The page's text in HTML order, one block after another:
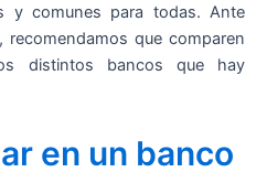
y comunes para todas. Ante
recomendamos que comparen
distintos bancos que hay
en un banco